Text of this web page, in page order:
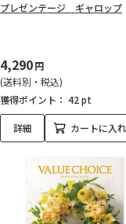
プレゼンテージ ギャロップ
4,290円
(送料別・税込)
獲得ポイント： 42 pt
詳細 カートに入